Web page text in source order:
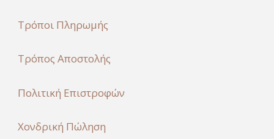
Τρόποι Πληρωμής
Τρόπος Αποστολής
Πολιτική Επιστροφών
Χονδρική Πώληση